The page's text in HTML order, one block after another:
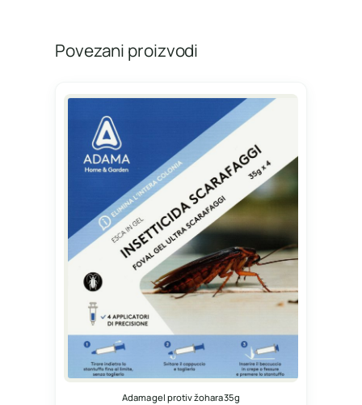
Povezani proizvodi
Adama gel protiv žohara 35g